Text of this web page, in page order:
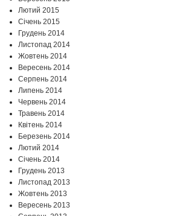
Лютий 2015
Січень 2015
Грудень 2014
Листопад 2014
Жовтень 2014
Вересень 2014
Серпень 2014
Липень 2014
Червень 2014
Травень 2014
Квітень 2014
Березень 2014
Лютий 2014
Січень 2014
Грудень 2013
Листопад 2013
Жовтень 2013
Вересень 2013